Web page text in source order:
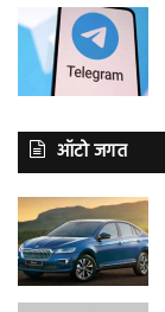
ऑटो जगत